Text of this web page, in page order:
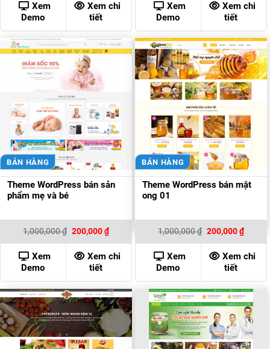
1,000,000 ₫.
là:
200,000 ₫.
Xem
Demo
Xem chi
tiết
1,000,000 ₫.
là:
Xem
Demo
Xem chi
tiết
BÁN HÀNG
Theme WordPress bán sản
phẩm mẹ và bé
1,000,000₫ Giá
là:
1,000,000 ₫.
200,000₫Giá
hiện
tại
là:
200,000 ₫.
Xem
Demo
Xem chi
tiết
BÁN HÀNG
Theme WordPress bán mật
ong 01
1,000,000₫ Giá
là:
1,000,000 ₫.
200,000₫Giá
hiện
tại
là:
Xem
Demo
Xem chi
tiết